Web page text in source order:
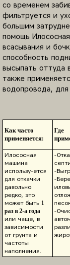
со временем
фильтруется и
большим
помощь
всасывания и
способность
высыпать оттуда
также
водопровода,
Как часто
применяется:
Где
Илососная
машина
использу-ется
для откачки
давольно
редко, это
может быть 1
раз в 2-а года
или чаще, в
зависимости
от грунта и
частоты
наполнения.
-
-
-
-